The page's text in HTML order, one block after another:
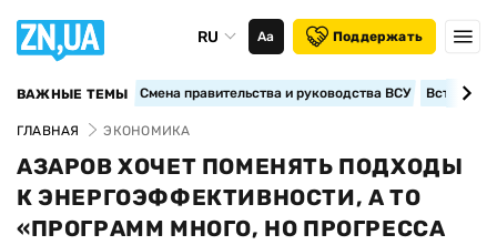
RU Аа Поддержать
ВАЖНЫЕ ТЕМЫ Смена правительства и руководства ВСУ
ГЛАВНАЯ ЭКОНОМИКА
АЗАРОВ ХОЧЕТ ПОМЕНЯТЬ ПОДХОДЫ
К ЭНЕРГОЭФФЕКТИВНОСТИ, А ТО
«ПРОГРАММ МНОГО, НО ПРОГРЕССА